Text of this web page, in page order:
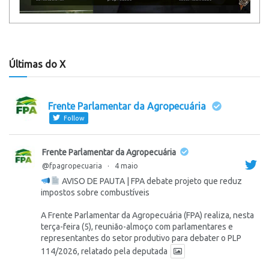
Últimas do X
Frente Parlamentar da Agropecuária
Follow
Frente Parlamentar da Agropecuária
@fpagropecuaria · 4 maio
AVISO DE PAUTA | FPA debate projeto que reduz
impostos sobre combustíveis
A Frente Parlamentar da Agropecuária (FPA) realiza, nesta
terça-feira (5), reunião-almoço com parlamentares e
representantes do setor produtivo para debater o PLP
114/2026, relatado pela deputada